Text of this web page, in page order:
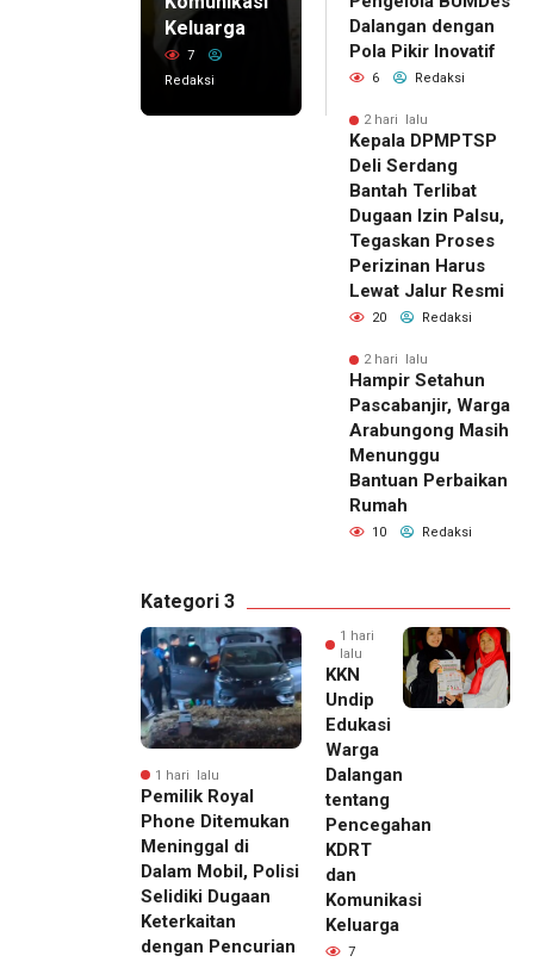
Keluarga
7
Redaksi
Dalangan dengan
Pola Pikir Inovatif
6 Redaksi
2 hari lalu
Kepala DPMPTSP
Deli Serdang
Bantah Terlibat
Dugaan Izin Palsu,
Tegaskan Proses
Perizinan Harus
Lewat Jalur Resmi
20 Redaksi
2 hari lalu
Hampir Setahun
Pascabanjir, Warga
Arabungong Masih
Menunggu
Bantuan Perbaikan
Rumah
10 Redaksi
Kategori 3
1 hari lalu
Pemilik Royal
Phone Ditemukan
Meninggal di
Dalam Mobil, Polisi
Selidiki Dugaan
Keterkaitan
dengan Pencurian
1 hari
lalu
KKN
Undip
Edukasi
Warga
Dalangan
tentang
Pencegahan
KDRT
dan
Komunikasi
Keluarga
7